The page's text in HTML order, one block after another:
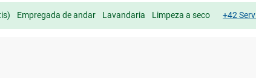
Empregada de andar Lavandaria Limpeza a seco +42